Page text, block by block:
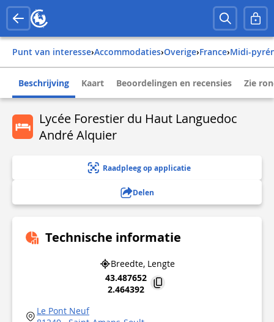
Punt van interesse› Accommodaties› Overige› france› midi-
Beschrijving Kaart Beoordelingen en recensies Zie
Lycée Forestier du Haut Languedoc
André Alquier
Raadpleeg op applicatie
Delen
Technische informatie
Breedte, Lengte
43.487652
2.464392
Le Pont Neuf